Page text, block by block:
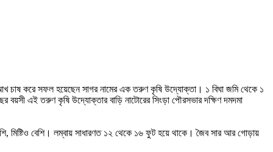
চাষ করে সফল হয়েছেন সাগর নামের এক তরুণ কৃষি উদ্যোক্তা। ১ বিঘা জমি থেকে ১
এই তরুণ কৃষি উদ্যোক্তার বাড়ি নাটোরের সিংড়া পৌরসভার দক্ষিণ দমদমা
মিষ্টিও বেশি। লম্বায় সাধারণত ১২ থেকে ১৬ ফুট হয়ে থাকে। জৈব সার আর গোড়ায়